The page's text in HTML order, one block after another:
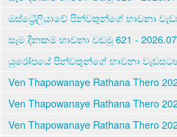
ඔස්ට්‍රේලියාවේ පින්වතුන්ගේ භාවනා
සෑම දිනකම භාවනා වඩමු 621 -
යුරෝපයේ පින්වතුන්ගේ භාවනා වැඩසටහන
Ven Thapowanaye Rathana Thero
Ven Thapowanaye Rathana Thero
Ven Thapowanaye Rathana Thero